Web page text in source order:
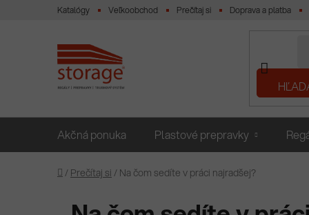
Katalógy Veľkoobchod Prečítaj si Doprava a platba
Akčná ponuka Plastové prepravky
Domov
/ Prečítaj si / Na čom sedíte v práci najradšej?